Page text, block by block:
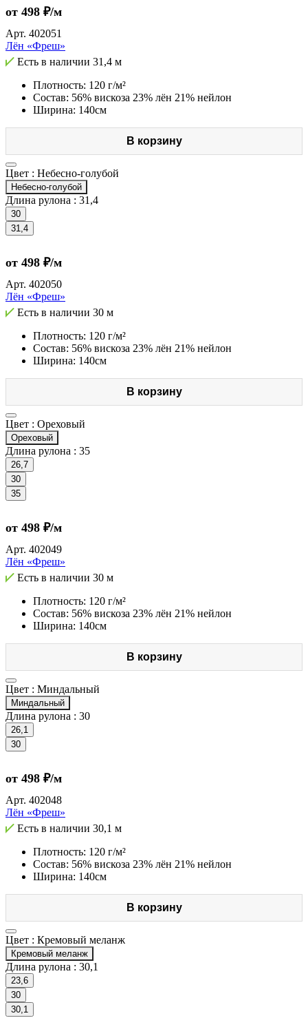
от 498 ₽/м
Арт. 402051
Лён «Фреш»
Есть в наличии 31,4 м
Плотность: 120 г/м²
Состав: 56% вискоза 23% лён 21% нейлон
Ширина: 140см
В корзину
Цвет : Небесно-голубой
Небесно-голубой
Длина рулона : 31,4
30
31,4
от 498 ₽/м
Арт. 402050
Лён «Фреш»
Есть в наличии 30 м
Плотность: 120 г/м²
Состав: 56% вискоза 23% лён 21% нейлон
Ширина: 140см
В корзину
Цвет : Ореховый
Ореховый
Длина рулона : 35
26,7
30
35
от 498 ₽/м
Арт. 402049
Лён «Фреш»
Есть в наличии 30 м
Плотность: 120 г/м²
Состав: 56% вискоза 23% лён 21% нейлон
Ширина: 140см
В корзину
Цвет : Миндальный
Миндальный
Длина рулона : 30
26,1
30
от 498 ₽/м
Арт. 402048
Лён «Фреш»
Есть в наличии 30,1 м
Плотность: 120 г/м²
Состав: 56% вискоза 23% лён 21% нейлон
Ширина: 140см
В корзину
Цвет : Кремовый меланж
Кремовый меланж
Длина рулона : 30,1
23,6
30
30,1